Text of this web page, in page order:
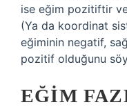
ise eğim pozitiftir
(Ya da koordinat
eğiminin negatif,
pozitif olduğunu
EĞIM